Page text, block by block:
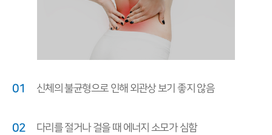
01 신체의 불균형으로 인해 외관상 보기 좋지 않음
02 다리를 절거나 걸을 때 에너지 소모가 심함